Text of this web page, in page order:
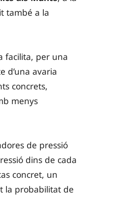
també a la
facilita, per una
d’una avaria
concrets,
menys
de pressió
dins de cada
concret, un
la probabilitat de